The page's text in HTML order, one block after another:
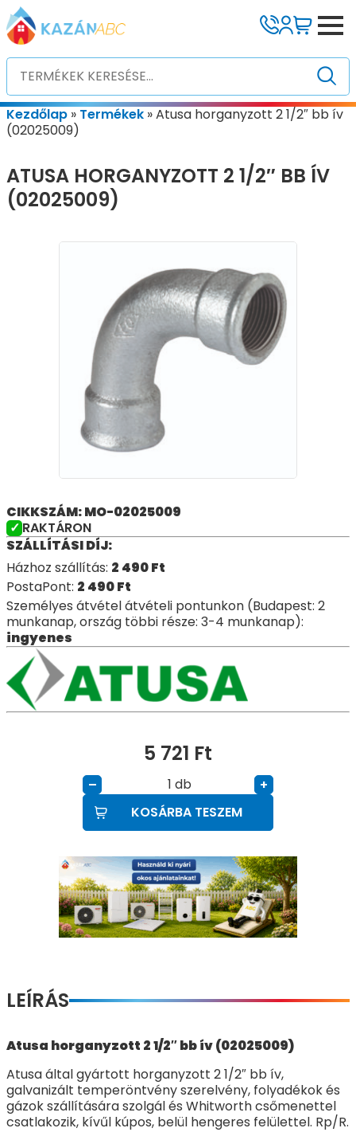
Kezdőlap » Termékek »Atusa horganyzott 2 1/2″ bb ív
(02025009)
ATUSA HORGANYZOTT 2 1/2″ BB ÍV
(02025009)
CIKKSZÁM: MO-02025009
RAKTÁRON
SZÁLLÍTÁSI DÍJ:
Házhoz szállítás: 2 490Ft
PostaPont: 2 490Ft
Személyes átvétel átvételi pontunkon (Budapest: 2
munkanap, ország többi része: 3-4 munkanap):
ingyenes
5 721 Ft
– db
+
KOSÁRBA TESZEM
LEÍRÁS
Atusa horganyzott 2 1/2″ bb ív (02025009)
Atusa által gyártott horganyzott 2 1/2″ bb ív,
galvanizált temperöntvény szerelvény, folyadékok és
gázok szállítására szolgál és Whitworth csőmenettel
csatlakozik, kívűl kúpos, belül hengeres felülettel. Rp/R.